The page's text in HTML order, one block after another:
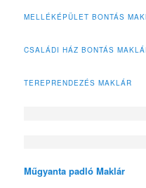
MELLÉKÉPÜLET BONTÁS
CSALÁDI HÁZ BONTÁS
TEREPRENDEZÉS MAKLÁR
Műgyanta padló Maklár